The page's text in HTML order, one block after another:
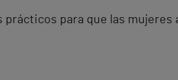
para que las